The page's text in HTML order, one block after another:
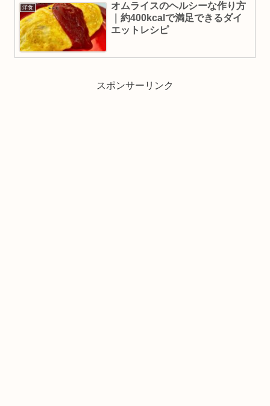
洋食
オムライスのヘルシーな作り方
｜約400kcalで満足できるダイ
エットレシピ
スポンサーリンク